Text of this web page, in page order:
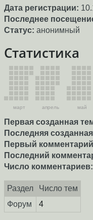
Дата регистрации:
Последнее
Статус: анонимный
Статистика
март апрель май
Первая созданная
Последняя
Первый
Последний
Число комментариев:
Раздел
Число тем
Форум
4